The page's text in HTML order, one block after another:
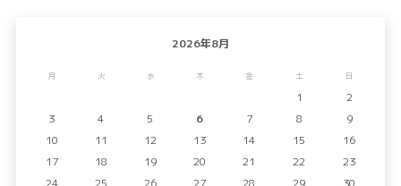
2026年8月
月 火 水 木 金 土 日
1
2
3
4 5 6 7 8
9
10
11 12 13 14 15
16
17
18 19 20 21 22
23
24
25 26 27 28 29
30